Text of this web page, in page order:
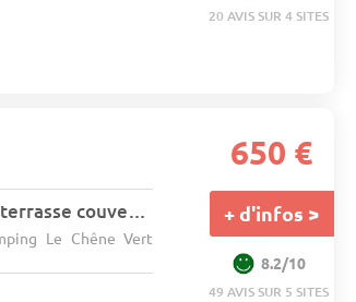
20 AVIS SUR 4 SITES
Bungalow classic 5pers 36m² avec terrasse couverte 2 chambres situation ombragé 5 pers.
Le Chêne Vert
650 €
+ d'infos >
8.2/10
49 AVIS SUR 5 SITES